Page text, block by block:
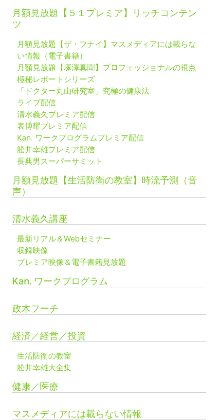
月額見放題【５１プレミア】リッチコンテン
ツ
月額見放題【ザ・フナイ】マスメディアには載らな
い情報（電子書籍）
月額見放題【塚澤真聞】プロフェッショナルの視点
極秘レポートシリーズ
「ドクター丸山研究室」究極の健康法
ライブ配信
清水義久プレミア配信
表博耀プレミア配信
Kan. ワークプログラムプレミア配信
舩井幸雄プレミア配信
長典男スーパーサミット
月額見放題【生活防衛の教室】時流予測（音
声）
清水義久講座
最新リアル＆Webセミナー
収録映像
プレミア映像＆電子書籍見放題
Kan. ワークプログラム
政木フーチ
経済／経営／投資
生活防衛の教室
舩井幸雄大全集
健康／医療
マスメディアには載らない情報